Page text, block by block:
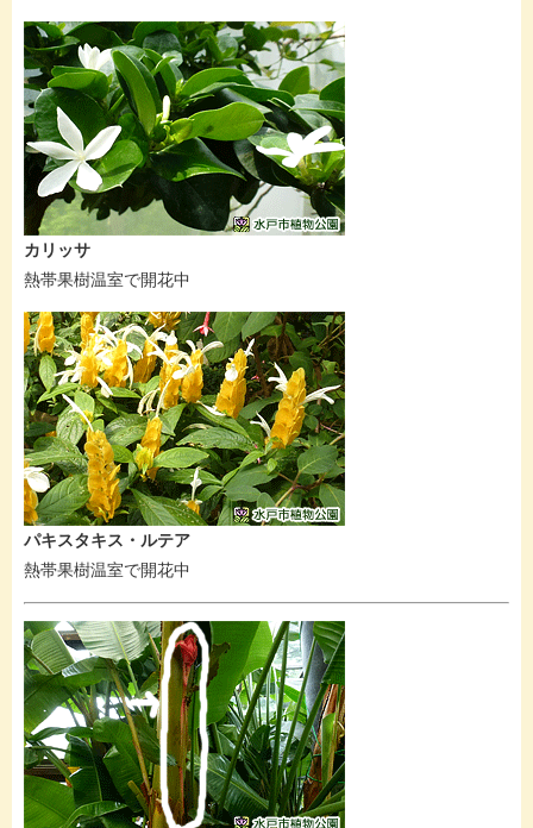
カリッサ
熱帯果樹温室で開花中
パキスタキス・ルテア
熱帯果樹温室で開花中